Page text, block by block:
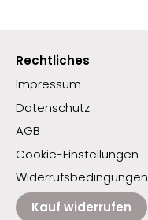
Rechtliches
Impressum
Datenschutz
AGB
Cookie-Einstellungen
Widerrufsbedingungen
Kauf widerrufen